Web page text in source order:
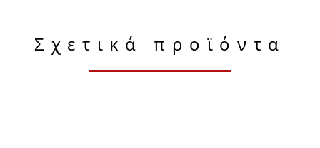
Σχετικά προϊόντα